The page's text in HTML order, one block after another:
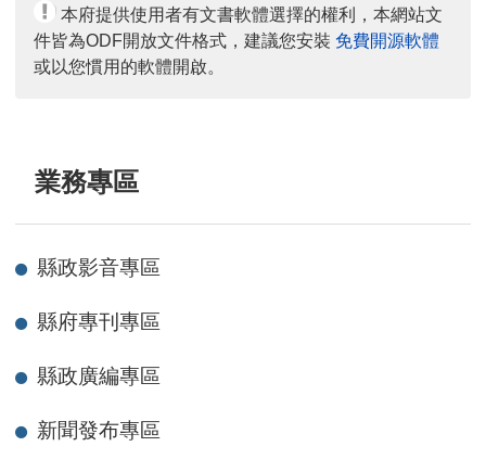
業務專區
縣政影音專區
縣府專刊專區
縣政廣編專區
新聞發布專區
本府提供使用者有文書軟體選擇的權利，本網站文
件皆為ODF開放文件格式，建議您安裝 免費開源軟體
或以您慣用的軟體開啟。